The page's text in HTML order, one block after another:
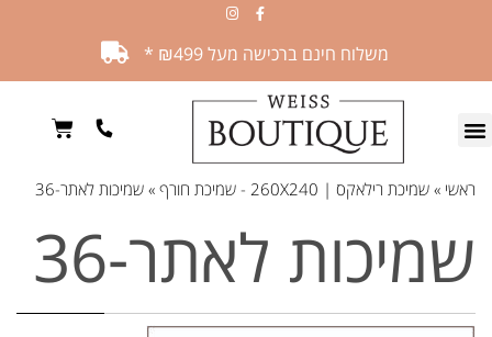
משלוח חינם ברכישה מעל ₪499 *
ראשי » שמיכת רילאקס | 260X240 - שמיכת חורף » שמיכות לאתר-36
שמיכות לאתר-36